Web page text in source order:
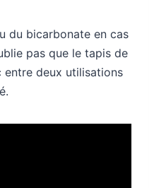
du bicarbonate en cas
pas que le tapis de
deux utilisations